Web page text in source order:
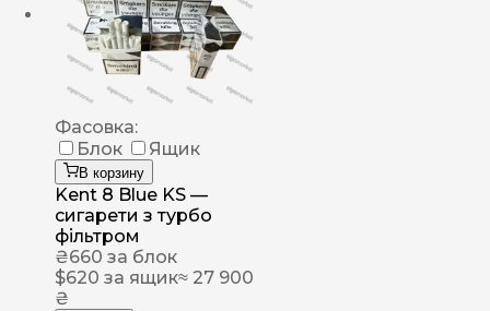
Фасовка:
Блок
Ящик
В корзину
Kent 8 Blue KS —
сигарети з турбо
фільтром
₴660 за блок
$620 за ящик≈ 27 900
₴